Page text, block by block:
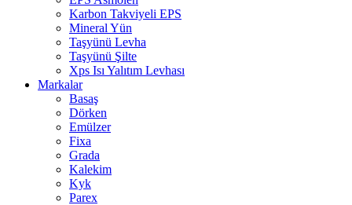
Karbon Takviyeli EPS
Mineral Yün
Taşyünü Levha
Taşyünü Şilte
Xps Isı Yalıtım Levhası
Markalar
Basaş
Dörken
Emülzer
Fixa
Grada
Kalekim
Kyk
Parex